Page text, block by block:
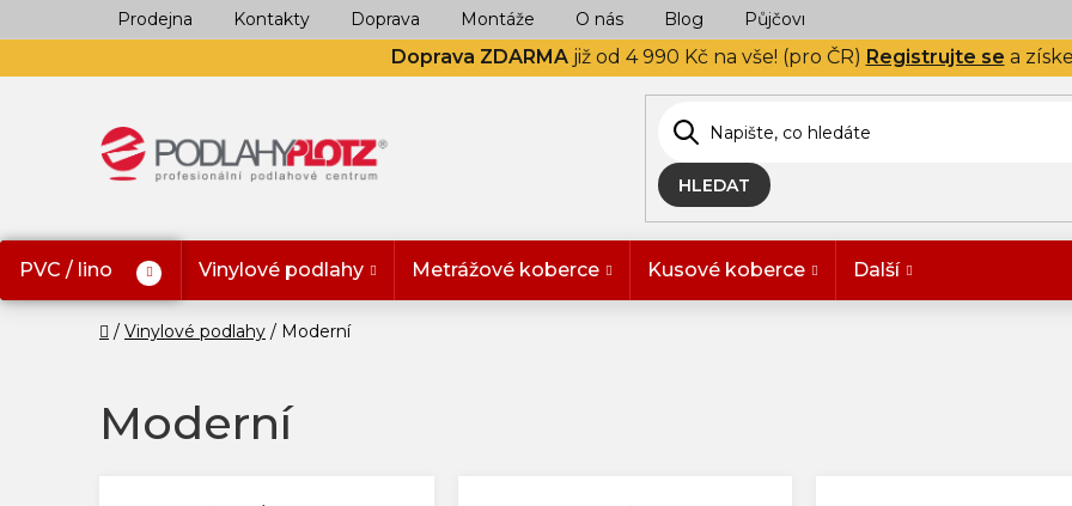
na
Doprava ZDARMA již od 4 990 Kč na vše! (pro ČR) Registrujte se a
Prodejna Kontakty Doprava Montáže O nás Blog Půjčovna
HLEDAT
PVC / lino Vinylové podlahy Metrážové koberce Kusové koberce Další
Domů
Vinylové podlahy Moderní
Moderní